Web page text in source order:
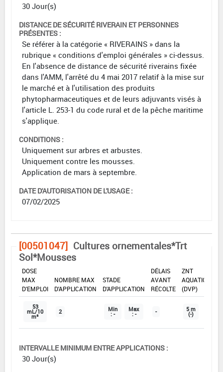
30 Jour(s)
DISTANCE DE SÉCURITÉ RIVERAIN ET PERSONNES
PRÉSENTES :
Se référer à la catégorie « RIVERAINS » dans la
rubrique « conditions d'emploi générales » ci-dessus.
En l'absence de distance de sécurité riverains fixée
dans l'AMM, l'arrêté du 4 mai 2017 relatif à la mise sur
le marché et à l'utilisation des produits
phytopharmaceutiques et de leurs adjuvants visés à
l'article L. 253-1 du code rural et de la pêche maritime
s'applique.
CONDITIONS :
Uniquement sur arbres et arbustes.
Uniquement contre les mousses.
Application de mars à septembre.
DATE D'AUTORISATION DE L'USAGE :
07/02/2025
[00501047] Cultures ornementales*Trt
Sol*Mousses
DOSE
MAX
D'EMPLOI
NOMBRE MAX
D'APPLICATION
STADE
D'APPLICATION
DÉLAIS
AVANT
RÉCOLTE
ZNT
AQUATIQUE
(DVP)
53
mL/10
m²
2 Min
: -
Max
: - - 5 m
(-)
INTERVALLE MINIMUM ENTRE APPLICATIONS :
30 Jour(s)